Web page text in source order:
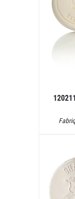
120211